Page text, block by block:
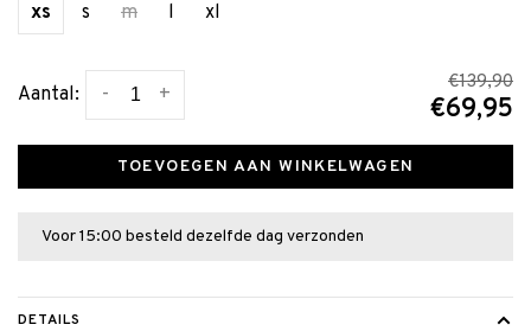
xs s m l xl
Aantal: +
-
€139,90
€69,95
TOEVOEGEN AAN WINKELWAGEN
Voor 15:00 besteld dezelfde dag verzonden
DETAILS